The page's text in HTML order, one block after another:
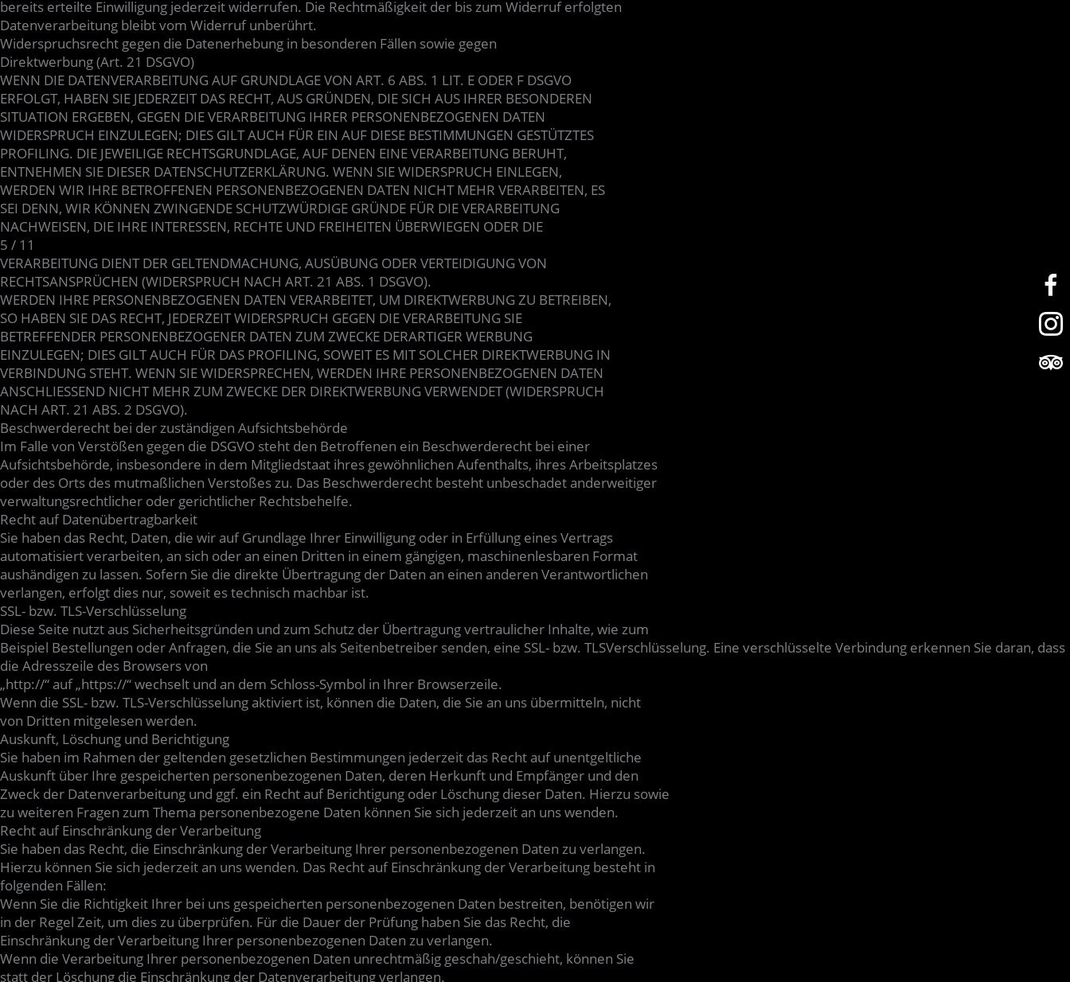
bereits erteilte Einwilligung jederzeit widerrufen. Die Rechtmäßigkeit der bis zum Widerruf erfolgten
Datenverarbeitung bleibt vom Widerruf unberührt.
Widerspruchsrecht gegen die Datenerhebung in besonderen Fällen sowie gegen
Direktwerbung (Art. 21 DSGVO)
WENN DIE DATENVERARBEITUNG AUF GRUNDLAGE VON ART. 6 ABS. 1 LIT. E ODER F DSGVO
ERFOLGT, HABEN SIE JEDERZEIT DAS RECHT, AUS GRÜNDEN, DIE SICH AUS IHRER BESONDEREN
SITUATION ERGEBEN, GEGEN DIE VERARBEITUNG IHRER PERSONENBEZOGENEN DATEN
WIDERSPRUCH EINZULEGEN; DIES GILT AUCH FÜR EIN AUF DIESE BESTIMMUNGEN GESTÜTZTES
PROFILING. DIE JEWEILIGE RECHTSGRUNDLAGE, AUF DENEN EINE VERARBEITUNG BERUHT,
ENTNEHMEN SIE DIESER DATENSCHUTZERKLÄRUNG. WENN SIE WIDERSPRUCH EINLEGEN,
WERDEN WIR IHRE BETROFFENEN PERSONENBEZOGENEN DATEN NICHT MEHR VERARBEITEN, ES
SEI DENN, WIR KÖNNEN ZWINGENDE SCHUTZWÜRDIGE GRÜNDE FÜR DIE VERARBEITUNG
NACHWEISEN, DIE IHRE INTERESSEN, RECHTE UND FREIHEITEN ÜBERWIEGEN ODER DIE
5 / 11
VERARBEITUNG DIENT DER GELTENDMACHUNG, AUSÜBUNG ODER VERTEIDIGUNG VON
RECHTSANSPRÜCHEN (WIDERSPRUCH NACH ART. 21 ABS. 1 DSGVO).
WERDEN IHRE PERSONENBEZOGENEN DATEN VERARBEITET, UM DIREKTWERBUNG ZU BETREIBEN,
SO HABEN SIE DAS RECHT, JEDERZEIT WIDERSPRUCH GEGEN DIE VERARBEITUNG SIE
BETREFFENDER PERSONENBEZOGENER DATEN ZUM ZWECKE DERARTIGER WERBUNG
EINZULEGEN; DIES GILT AUCH FÜR DAS PROFILING, SOWEIT ES MIT SOLCHER DIREKTWERBUNG IN
VERBINDUNG STEHT. WENN SIE WIDERSPRECHEN, WERDEN IHRE PERSONENBEZOGENEN DATEN
ANSCHLIESSEND NICHT MEHR ZUM ZWECKE DER DIREKTWERBUNG VERWENDET (WIDERSPRUCH
NACH ART. 21 ABS. 2 DSGVO).
Beschwerderecht bei der zuständigen Aufsichtsbehörde
Im Falle von Verstößen gegen die DSGVO steht den Betroffenen ein Beschwerderecht bei einer
Aufsichtsbehörde, insbesondere in dem Mitgliedstaat ihres gewöhnlichen Aufenthalts, ihres Arbeitsplatzes
oder des Orts des mutmaßlichen Verstoßes zu. Das Beschwerderecht besteht unbeschadet anderweitiger
verwaltungsrechtlicher oder gerichtlicher Rechtsbehelfe.
Recht auf Datenübertragbarkeit
Sie haben das Recht, Daten, die wir auf Grundlage Ihrer Einwilligung oder in Erfüllung eines Vertrags
automatisiert verarbeiten, an sich oder an einen Dritten in einem gängigen, maschinenlesbaren Format
aushändigen zu lassen. Sofern Sie die direkte Übertragung der Daten an einen anderen Verantwortlichen
verlangen, erfolgt dies nur, soweit es technisch machbar ist.
SSL- bzw. TLS-Verschlüsselung
Diese Seite nutzt aus Sicherheitsgründen und zum Schutz der Übertragung vertraulicher Inhalte, wie zum
Beispiel Bestellungen oder Anfragen, die Sie an uns als Seitenbetreiber senden, eine SSL- bzw. TLSVerschlüsselung. Eine verschlüsselte Verbindung erkennen Sie daran, dass
die Adresszeile des Browsers von
„http://“ auf „https://“ wechselt und an dem Schloss-Symbol in Ihrer Browserzeile.
Wenn die SSL- bzw. TLS-Verschlüsselung aktiviert ist, können die Daten, die Sie an uns übermitteln, nicht
von Dritten mitgelesen werden.
Auskunft, Löschung und Berichtigung
Sie haben im Rahmen der geltenden gesetzlichen Bestimmungen jederzeit das Recht auf unentgeltliche
Auskunft über Ihre gespeicherten personenbezogenen Daten, deren Herkunft und Empfänger und den
Zweck der Datenverarbeitung und ggf. ein Recht auf Berichtigung oder Löschung dieser Daten. Hierzu sowie
zu weiteren Fragen zum Thema personenbezogene Daten können Sie sich jederzeit an uns wenden.
Recht auf Einschränkung der Verarbeitung
Sie haben das Recht, die Einschränkung der Verarbeitung Ihrer personenbezogenen Daten zu verlangen.
Hierzu können Sie sich jederzeit an uns wenden. Das Recht auf Einschränkung der Verarbeitung besteht in
folgenden Fällen:
Wenn Sie die Richtigkeit Ihrer bei uns gespeicherten personenbezogenen Daten bestreiten, benötigen wir
in der Regel Zeit, um dies zu überprüfen. Für die Dauer der Prüfung haben Sie das Recht, die
Einschränkung der Verarbeitung Ihrer personenbezogenen Daten zu verlangen.
Wenn die Verarbeitung Ihrer personenbezogenen Daten unrechtmäßig geschah/geschieht, können Sie
statt der Löschung die Einschränkung der Datenverarbeitung verlangen.